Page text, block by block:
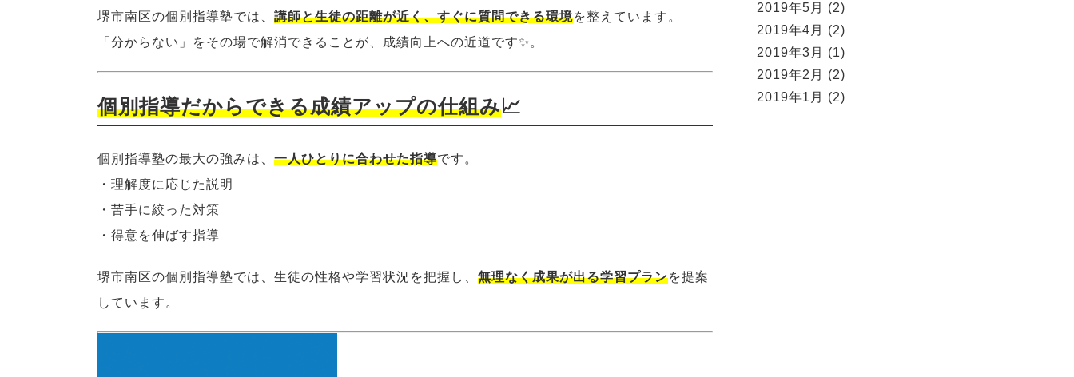
堺市南区の個別指導塾では、 講師と生徒の距離が近く、すぐに質問できる環境を整えています。
「分からない」をその場で解消できることが、成績向上への近道です✨。
個別指導だからできる成績アップの仕組み📈
個別指導塾の最大の強みは、 一人ひとりに合わせた指導です。
・理解度に応じた説明
・苦手に絞った対策
・得意を伸ばす指導
堺市南区の個別指導塾では、生徒の性格や学習状況を把握し、 無理なく成果が出る学習プランを提案
しています。
2019年5月
(2)
2019年4月
(2)
2019年3月
(1)
2019年2月
(2)
2019年1月
(2)